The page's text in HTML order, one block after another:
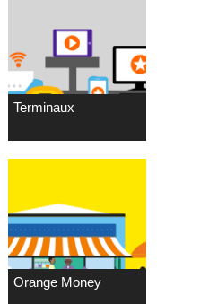
Terminaux
Orange Money